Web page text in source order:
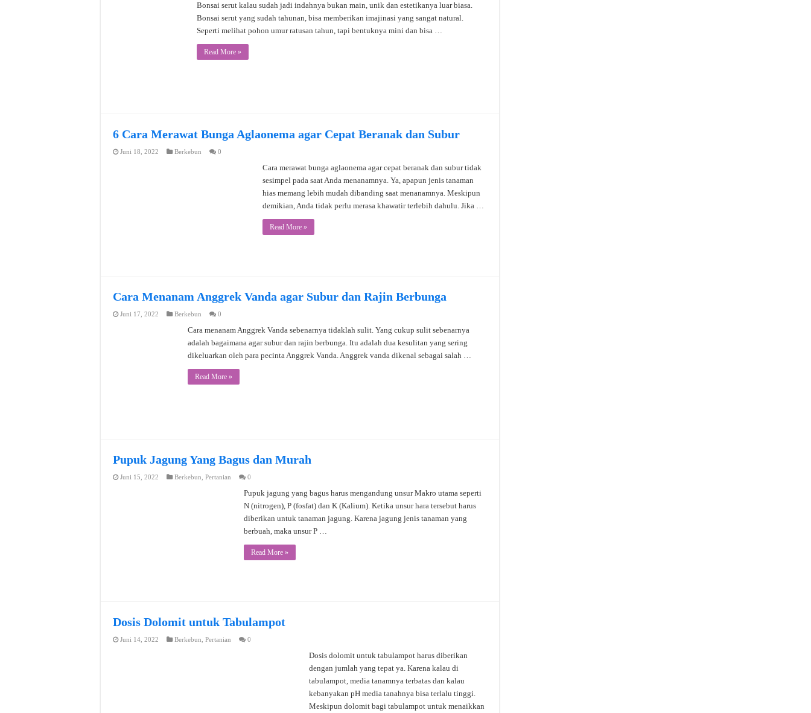
Bonsai serut kalau sudah jadi indahnya bukan main, unik dan estetikanya luar biasa.
Bonsai serut yang sudah tahunan, bisa memberikan imajinasi yang sangat natural.
Seperti melihat pohon umur ratusan tahun, tapi bentuknya mini dan bisa …
Read More »
6 Cara Merawat Bunga Aglaonema agar Cepat Beranak dan Subur
Juni 18, 2022 Berkebun 0
Cara merawat bunga aglaonema agar cepat beranak dan subur tidak
sesimpel pada saat Anda menanamnya. Ya, apapun jenis tanaman
hias memang lebih mudah dibanding saat menanamnya. Meskipun
demikian, Anda tidak perlu merasa khawatir terlebih dahulu. Jika …
Read More »
Cara Menanam Anggrek Vanda agar Subur dan Rajin Berbunga
Juni 17, 2022 Berkebun 0
Cara menanam Anggrek Vanda sebenarnya tidaklah sulit. Yang cukup sulit sebenarnya
adalah bagaimana agar subur dan rajin berbunga. Itu adalah dua kesulitan yang sering
dikeluarkan oleh para pecinta Anggrek Vanda. Anggrek vanda dikenal sebagai salah …
Read More »
Pupuk Jagung Yang Bagus dan Murah
Juni 15, 2022 Berkebun Pertanian 0
Pupuk jagung yang bagus harus mengandung unsur Makro utama seperti
N (nitrogen), P (fosfat) dan K (Kalium). Ketika unsur hara tersebut harus
diberikan untuk tanaman jagung. Karena jagung jenis tanaman yang
berbuah, maka unsur P …
Read More »
Dosis Dolomit untuk Tabulampot
Juni 14, 2022 Berkebun Pertanian 0
Dosis dolomit untuk tabulampot harus diberikan
dengan jumlah yang tepat ya. Karena kalau di
tabulampot, media tanamnya terbatas dan kalau
kebanyakan pH media tanahnya bisa terlalu tinggi.
Meskipun dolomit bagi tabulampot untuk menaikkan